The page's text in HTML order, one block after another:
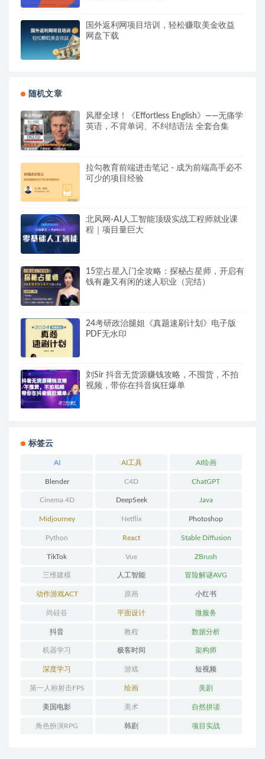
国外返利网项目培训，轻松赚取美金收益
网盘下载
随机文章
风靡全球！《Effortless English》——无痛学
英语，不背单词、不纠结语法 全套合集
拉勾教育前端进击笔记 - 成为前端高手必不
可少的项目经验
北风网-AI人工智能顶级实战工程师就业课
程｜项目量巨大
15堂占星入门全攻略：探秘占星师，开启有
钱有趣又有闲的迷人职业（完结）
24考研政治腿姐《真题速刷计划》电子版
PDF无水印
刘Sir 抖音无货源赚钱攻略，不囤货，不拍
视频，带你在抖音疯狂爆单
标签云
AI AI工具 AI绘画
Blender C4D ChatGPT
Cinema 4D DeepSeek Java
Midjourney Netflix Photoshop
Python React Stable Diffusion
TikTok Vue ZBrush
三维建模 人工智能 冒险解谜AVG
动作游戏ACT 原画 小红书
尚硅谷 平面设计 微服务
抖音 教程 数据分析
机器学习 极客时间 架构师
深度学习 游戏 短视频
第一人称射击FPS 绘画 美剧
美国电影 美术 自然拼读
角色扮演RPG 韩剧 项目实战